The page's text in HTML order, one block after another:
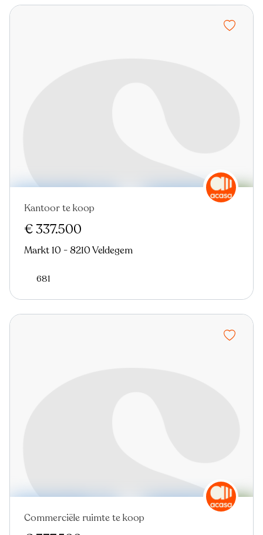
In optie
Kantoor te koop
€ 337.500
Markt 10 - 8210 Veldegem
681
In optie
Commerciële ruimte te koop